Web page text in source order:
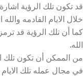
قد تكون تلك الرؤية
خلال الايام القادمه والله
كما أن تلك الرؤية قد
الله.
من الممكن أن تكون تلك
في مجال عمله تلك الايام